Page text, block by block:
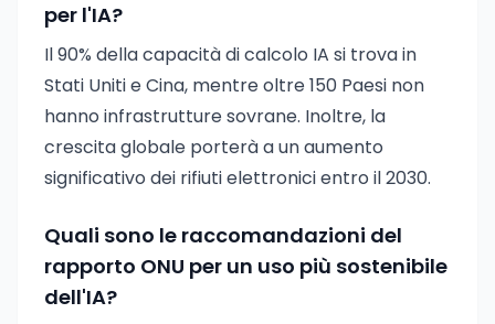
per l'IA?
Il 90% della capacità di calcolo IA si trova in
Stati Uniti e Cina, mentre oltre 150 Paesi non
hanno infrastrutture sovrane. Inoltre, la
crescita globale porterà a un aumento
significativo dei rifiuti elettronici entro il 2030.
Quali sono le raccomandazioni del
rapporto ONU per un uso più sostenibile
dell'IA?